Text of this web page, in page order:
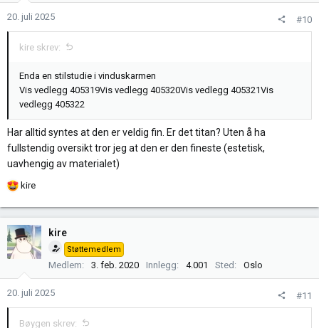
n
20. juli 2025 #10
kire skrev:
Enda en stilstudie i vinduskarmen
Vis vedlegg 405319Vis vedlegg 405320Vis vedlegg 405321Vis
vedlegg 405322
Har alltid syntes at den er veldig fin. Er det titan? Uten å ha
fullstendig oversikt tror jeg at den er den fineste (estetisk,
uavhengig av materialet)
R
k
s
j
e
kire
kire
Støttemedlem
Medlem 3. feb. 2020 Innlegg 4.001 Sted Oslo
20. juli 2025 #11
Bøygen skrev: